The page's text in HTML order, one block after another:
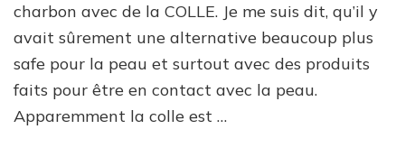
au
charbon
(sans
colle)
charbon avec de la COLLE. Je me suis dit, qu’il y
avait sûrement une alternative beaucoup plus
safe pour la peau et surtout avec des produits
faits pour être en contact avec la peau.
Apparemment la colle est …